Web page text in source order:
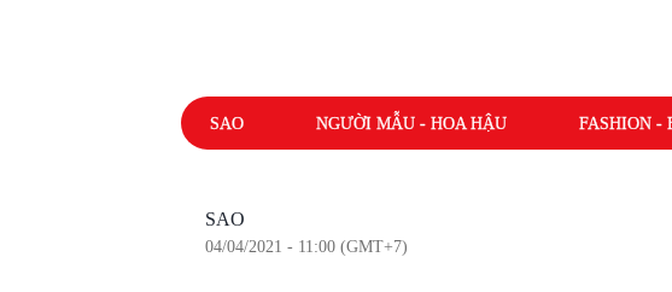
SAO NGƯỜI MẪU - HOA HẬU FASHION -
SAO
04/04/2021 - 11:00 (GMT+7)